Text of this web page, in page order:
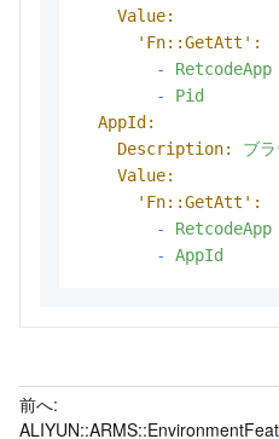
Value:
'Fn::GetAtt':
-
RetcodeApp
-
Pid
AppId:
Description:
ブ
Value:
'Fn::GetAtt':
-
RetcodeApp
-
AppId
前へ: